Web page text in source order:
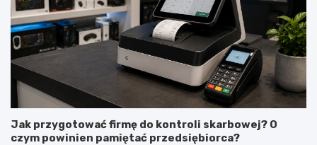
Jak przygotować firmę do kontroli skarbowej? O
czym powinien pamiętać przedsiębiorca?